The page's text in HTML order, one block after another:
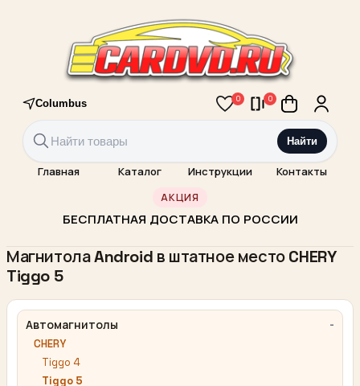
Columbus 0 0
Найти
Главная Каталог Инструкции Контакты
АКЦИЯ
БЕСПЛАТНАЯ ДОСТАВКА ПО РОССИИ
Магнитола Android в штатное место CHERY
Tiggo 5
Автомагнитолы
CHERY
Tiggo 4
Tiggo 5